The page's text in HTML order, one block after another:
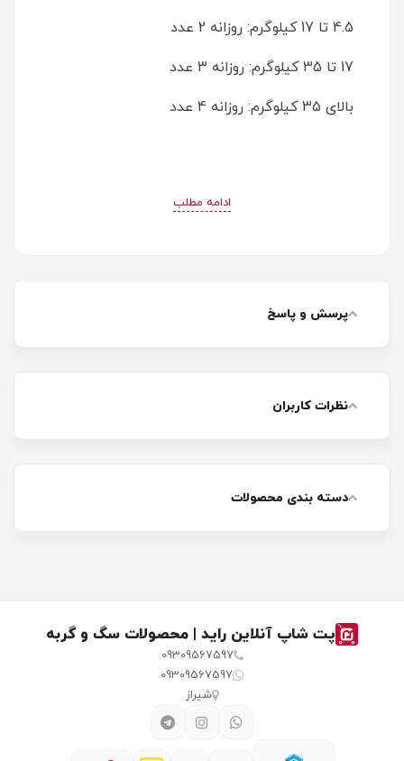
4.5 تا 17 کیلوگرم: روزانه 2 عدد
17 تا 35 کیلوگرم: روزانه 3 عدد
بالای 35 کیلوگرم: روزانه 4 عدد
ادامه مطلب
پرسش و پاسخ
نظرات کاربران
دسته بندی محصولات
پت شاپ آنلاین راید | محصولات سگ و گربه
09309567597
09309567597
شیراز